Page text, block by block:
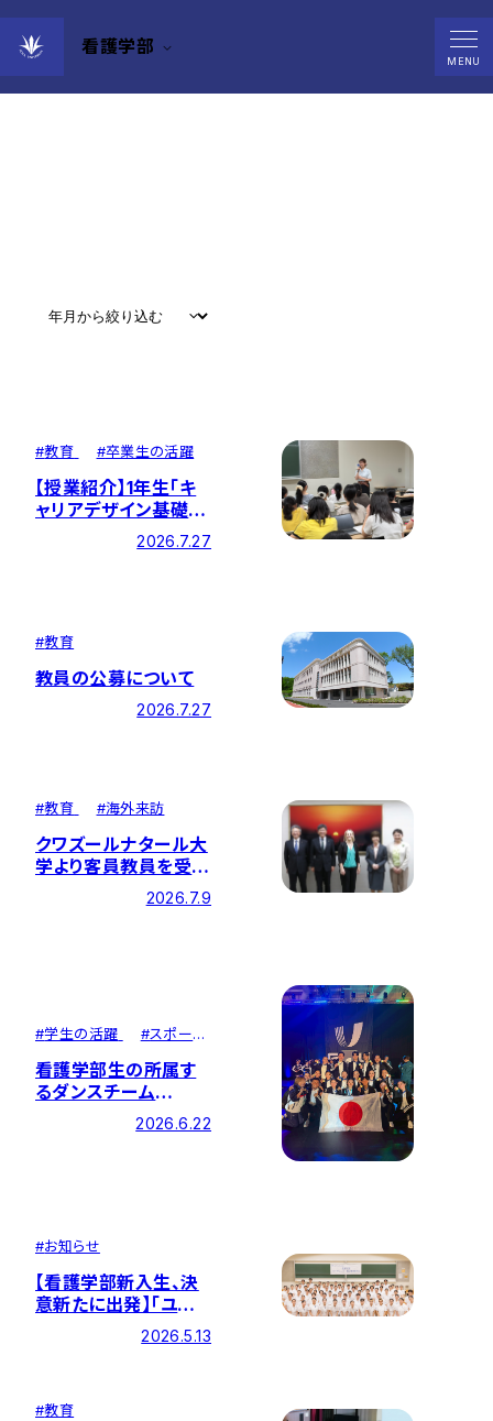
看護学部
MENU
News
#教育 #卒業生の活躍
【授業紹介】1年生「キ
ャリアデザイン基礎」
で卒業生による講演を
開催しました！
2026.7.27
#教育
教員の公募について
2026.7.27
#教育 #海外来訪
クワズールナタール大
学より客員教員を受け
入れ 看護教育にお
ける交流を深めました
2026.7.9
#学生の活躍 #スポー
看護学部生の所属す
るダンスチーム
「SWDC」がチアリー
ディング世界大会で優
2026.6.22
#お知らせ
【看護学部新入生、決
意新たに出発】「ユニ
フォーム・聴診器贈呈
2026.5.13
#教育